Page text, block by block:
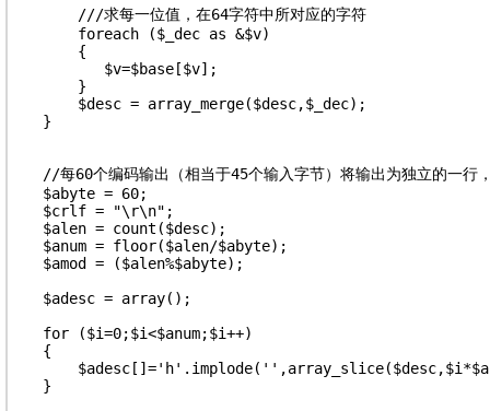
        ///求每一位值，在64字符中所对应的字符
        foreach ($_dec as &$v)
        {
           $v=$base[$v];
        }
        $desc = array_merge($desc,$_dec);
    }
//每60个编码输出（相当于45个输入字节）将输出为独立的一行
    $abyte = 60;
    $crlf = "\r\n";
    $alen = count($desc);
    $anum = floor($alen/$abyte);
    $amod = ($alen%$abyte);
    $adesc = array();
    for ($i=0;$i<$anum;$i++)
    {
    }